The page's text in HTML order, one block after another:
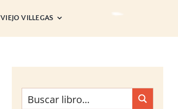
VIEJO VILLEGAS